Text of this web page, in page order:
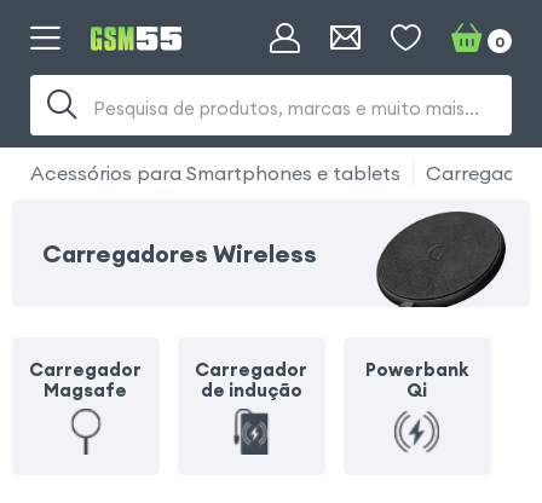
Pesquisa de produtos, marcas e muito mais...
0
Acessórios para Smartphones e tablets
Carregadores Wireless
Carregador
Magsafe
Carregador
de indução
Powerbank
Qi